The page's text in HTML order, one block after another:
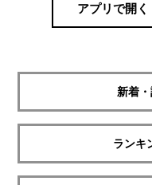
アプリで開く
新着
ランキ